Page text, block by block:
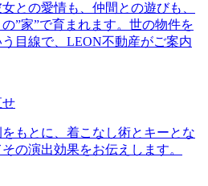
との愛情も、仲間との遊びも、
”家”で育まれます。世の物件を
目線で、LEON不動産がご案内
せ
もとに、着こなし術とキーとな
の演出効果をお伝えします。